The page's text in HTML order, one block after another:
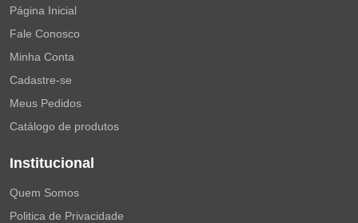
Página Inicial
Fale Conosco
Minha Conta
Cadastre-se
Meus Pedidos
Catálogo de produtos
Institucional
Quem Somos
Politica de Privacidade